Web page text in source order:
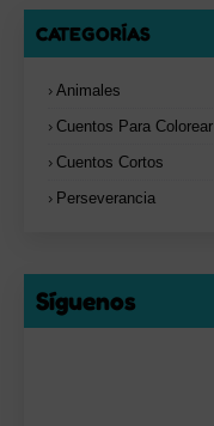
CATEGORÍAS
Animales
Cuentos Para Colorear
Cuentos Cortos
Perseverancia
Síguenos